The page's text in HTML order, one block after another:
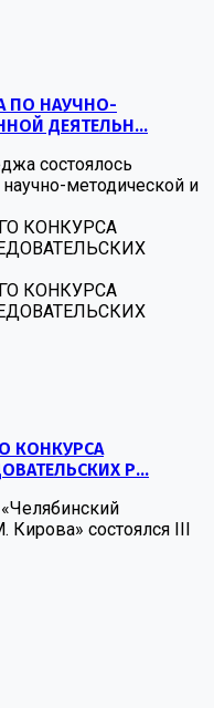
ПО НАУЧНО-
ДЕЯТЕЛЬН...
состоялось
методической и
КОНКУРСА
КОНКУРСА
КОНКУРСА
Р...
Кирова» состоялся III